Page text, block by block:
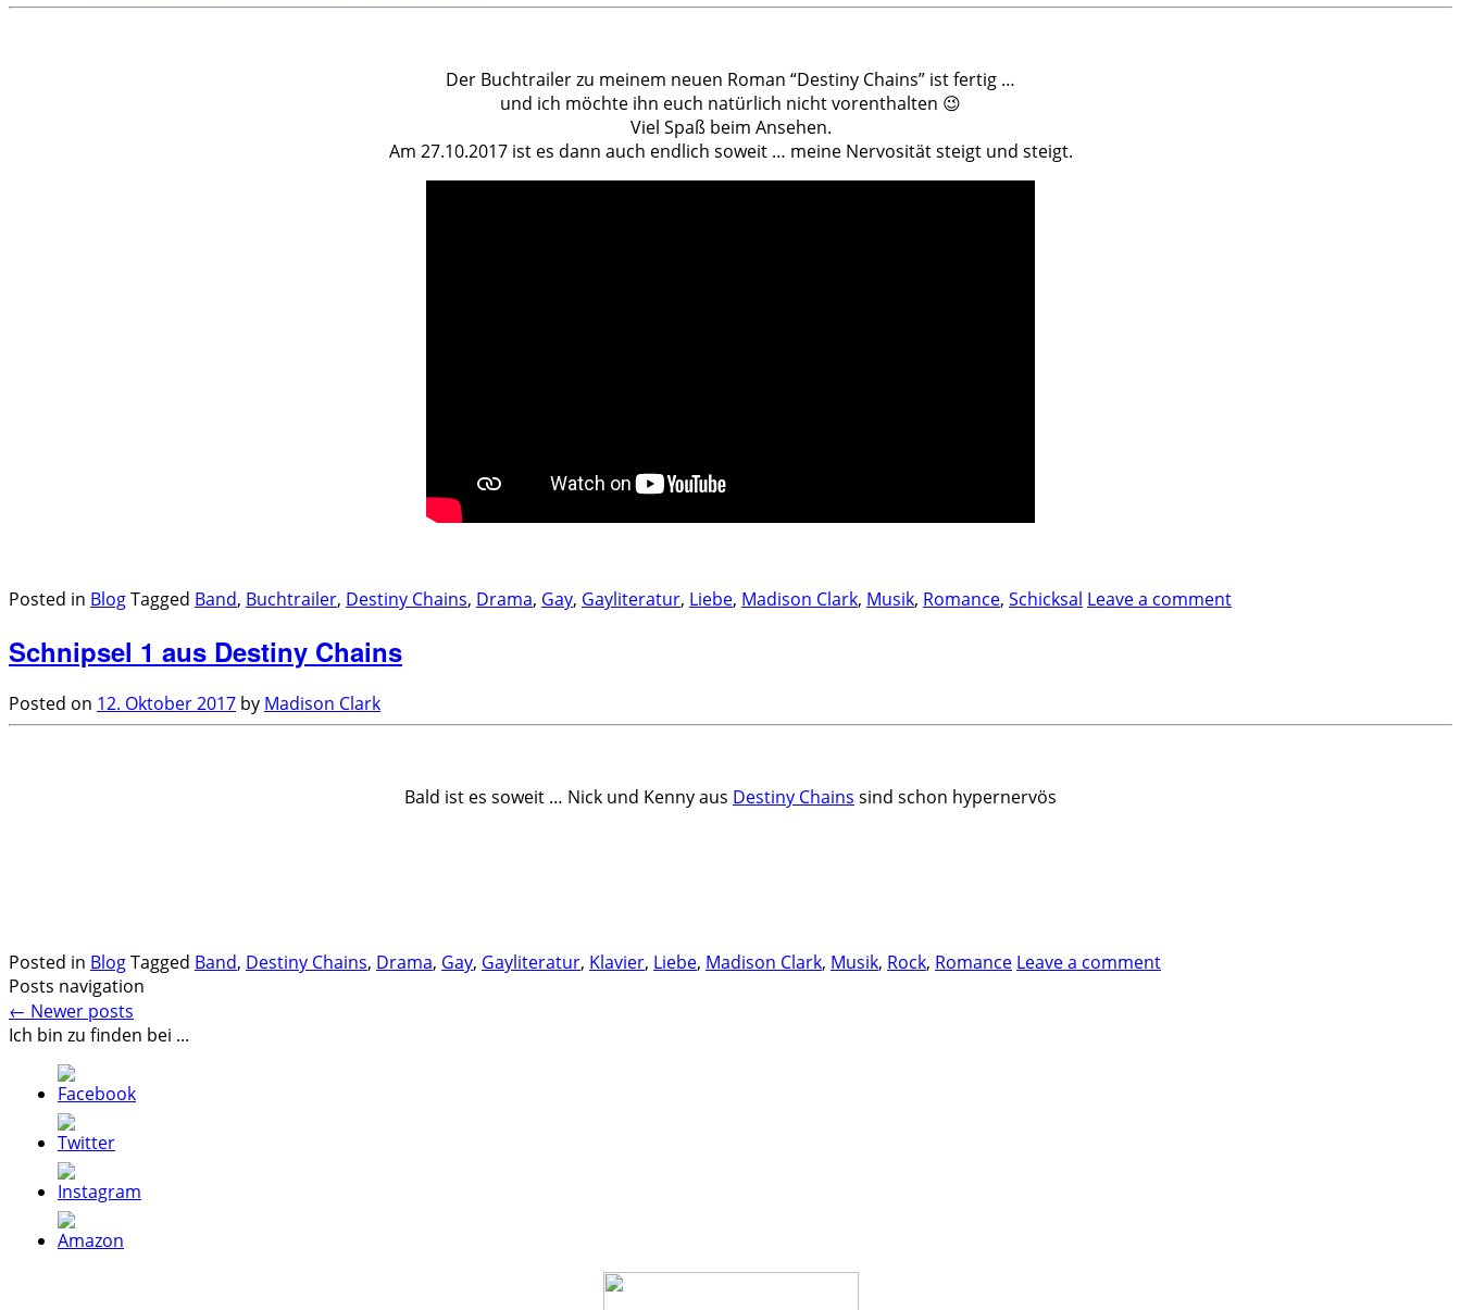
Der Buchtrailer zu meinem neuen Roman “Destiny Chains” ist fertig …
und ich möchte ihn euch natürlich nicht vorenthalten 😉
Viel Spaß beim Ansehen.
Am 27.10.2017 ist es dann auch endlich soweit … meine Nervosität steigt und steigt.
Posted in BlogTagged Band, Buchtrailer, Destiny Chains, Drama, Gay, Gayliteratur, Liebe, Madison Clark, Musik, Romance, Schicksal Leave a comment
Schnipsel 1 aus Destiny Chains
Posted on 12. Oktober 2017 by Madison Clark
Bald ist es soweit … Nick und Kenny aus Destiny Chains sind schon hypernervös
Posted in BlogTagged Band, Destiny Chains, Drama, Gay, Gayliteratur, Klavier, Liebe, Madison Clark, Musik, Rock, Romance Leave a comment
Posts navigation
← Newer posts
Ich bin zu finden bei ...